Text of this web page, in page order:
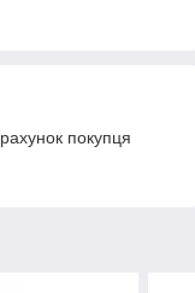
покупця